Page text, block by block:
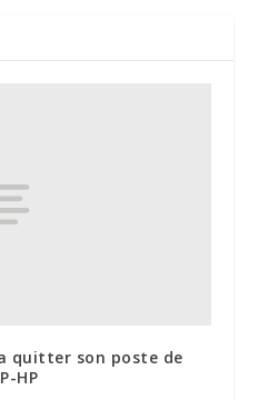
quitter son poste de
HP